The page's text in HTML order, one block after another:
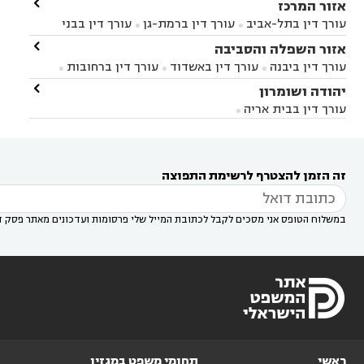
אזור המרכז
עורך דין בתל-אביב  עורך דין ברמת-גן 
עורך דין בבני
ברק עורך דין בפתח תקווה עורך דין בראשון לציון
עורך דין ברחובות עורך דין בנס ציונה
במודיעין
עורך דין בהרצליה עורך דין בחולון
עורך
דין בקרית אונו
אונו
עורך דין בבת ים
דין בשוהם 

אזור השפלה והסביבה
עורך דין ביבנה  עורך דין באשדוד  עורך דין ברחובות 
עורך דין בראשון לציון עורך דין במודיעין
עורך דין
בבאר יעקב
עורך דין בגדרה

יהודה ושומרון
עורך דין בבית אריה 

זה הזמן להצטרף לרשימת התפוצה
במשלוח הטופס אני מסכים לקבל לכתובת המייל שלי פרסומות ועדכונים מאתר פסק